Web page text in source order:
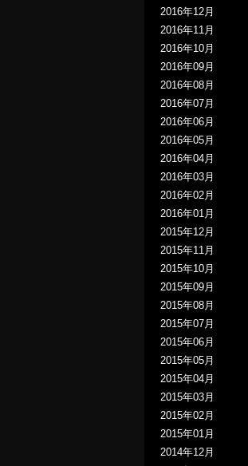
2016年12月
2016年11月
2016年10月
2016年09月
2016年08月
2016年07月
2016年06月
2016年05月
2016年04月
2016年03月
2016年02月
2016年01月
2015年12月
2015年11月
2015年10月
2015年09月
2015年08月
2015年07月
2015年06月
2015年05月
2015年04月
2015年03月
2015年02月
2015年01月
2014年12月